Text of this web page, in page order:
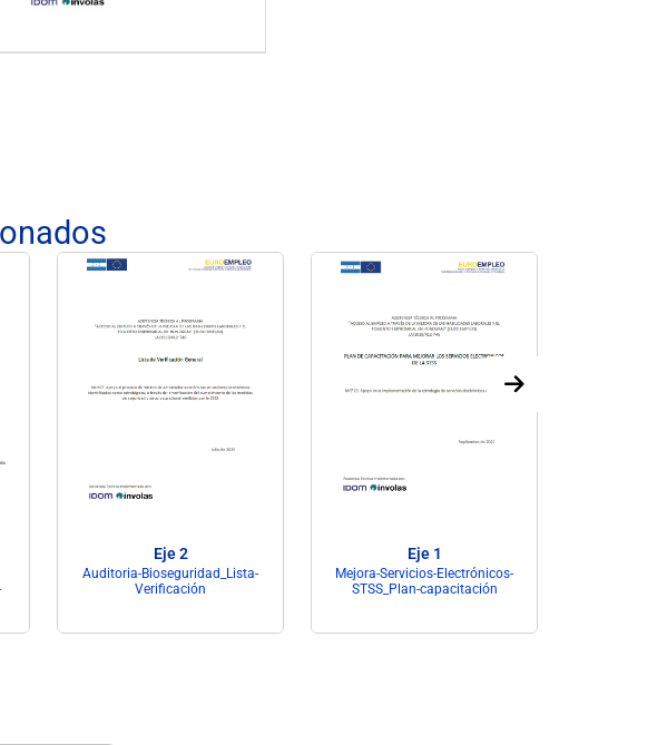
Eje 2
Auditoria-Bioseguridad_Lista-
Verificación
Eje 1
Mejora-Servicios-Electrónicos-
STSS_Plan-capacitación